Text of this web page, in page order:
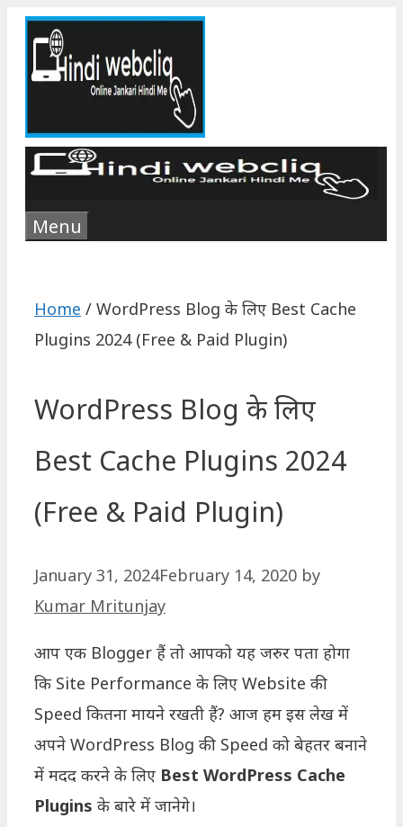
Skip
content
Menu
Home / WordPress Blog के लिए Best Cache
Plugins 2024 (Free & Paid Plugin)
WordPress Blog के लिए
Best Cache Plugins 2024
(Free & Paid Plugin)
January 31, 2024February 14, 2020 by
Kumar Mritunjay
आप एक Blogger हैं तो आपको यह जरुर पता होगा
कि Site Performance के लिए Website की
Speed कितना मायने रखती हैं? आज हम इस लेख में
अपने WordPress Blog की Speed को बेहतर बनाने
में मदद करने के लिए Best WordPress Cache
Plugins के बारे में जानेगे।